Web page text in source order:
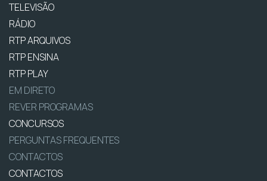
TELEVISÃO
RÁDIO
RTP ARQUIVOS
RTP ENSINA
RTP PLAY
EM DIRETO
REVER PROGRAMAS
CONCURSOS
PERGUNTAS FREQUENTES
CONTACTOS
CONTACTOS